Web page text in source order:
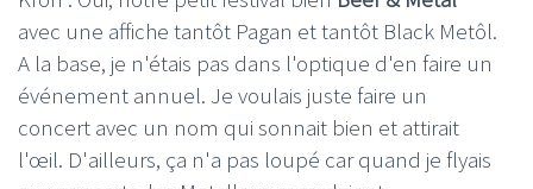
avec une affiche tantôt Pagan et tantôt Black Metôl.
A la base, je n'étais pas dans l'optique d'en faire un
événement annuel. Je voulais juste faire un
concert avec un nom qui sonnait bien et attirait
l'œil. D'ailleurs, ça n'a pas loupé car quand je flyais